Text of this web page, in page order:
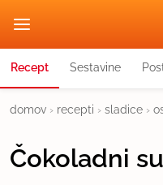
Recept Sestavine
domov › recepti › sladice ›
Čokoladni